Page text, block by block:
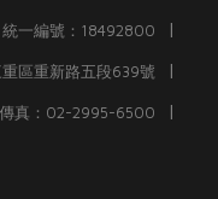
統一編號：18492800 |
區重新路五段639號 |
傳真：02-2995-6500 |